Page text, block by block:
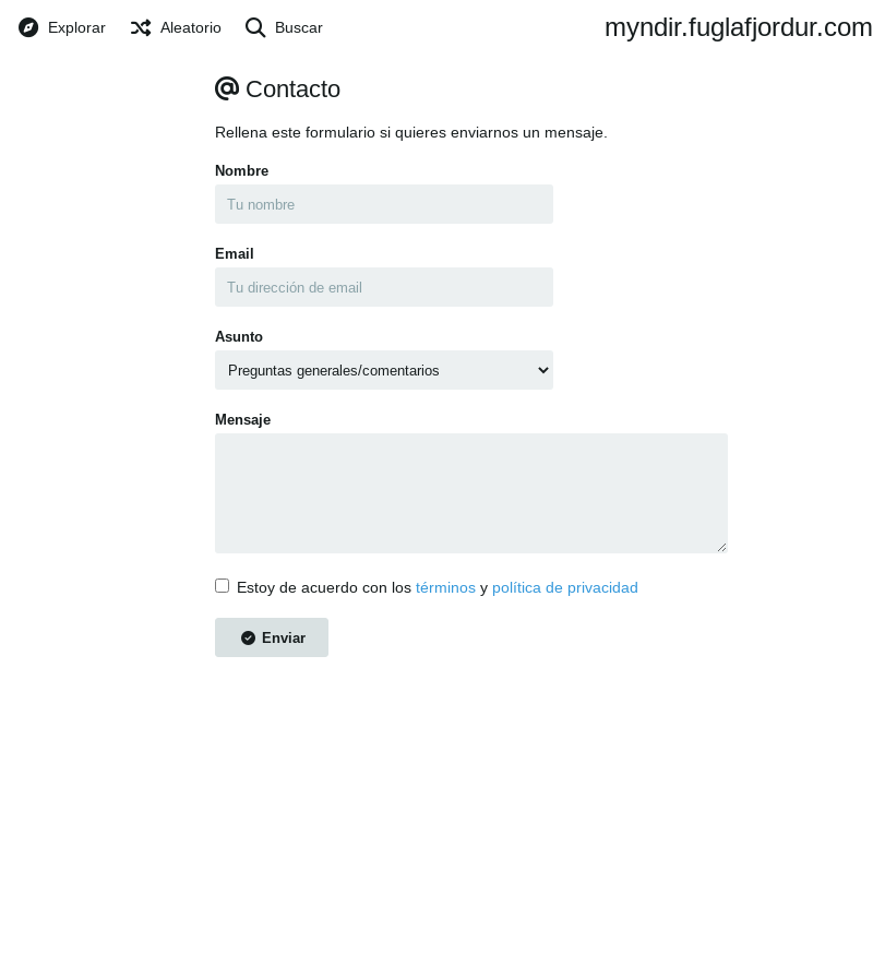
myndir.fuglafjordur.com
Explorar Aleatorio Buscar
Contacto
Rellena este formulario si quieres enviarnos un mensaje.
Nombre
Email
Asunto
Mensaje
Estoy de acuerdo con los términos y política de privacidad
Enviar